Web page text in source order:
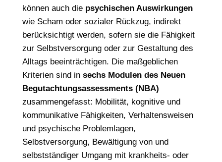
können auch die psychischen Auswirkungen
wie Scham oder sozialer Rückzug, indirekt
berücksichtigt werden, sofern sie die Fähigkeit
zur Selbstversorgung oder zur Gestaltung des
Alltags beeinträchtigen. Die maßgeblichen
Kriterien sind in sechs Modulen des Neuen
Begutachtungsassessments (NBA)
zusammengefasst: Mobilität, kognitive und
kommunikative Fähigkeiten, Verhaltensweisen
und psychische Problemlagen,
Selbstversorgung, Bewältigung von und
selbstständiger Umgang mit krankheits- oder